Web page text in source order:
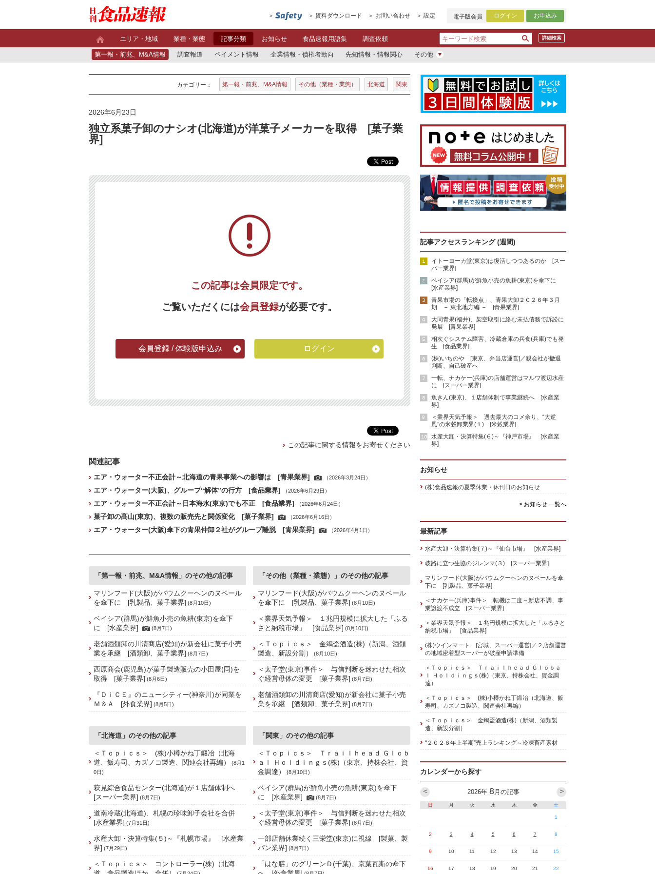
資料ダウンロード お問い合わせ 設定 電子版会員 ログイン お申込み
詳細検索
エリア・地域 業種・業態 記事分類 お知らせ 食品速報用語集 調査依頼
第一報・前兆、M&A情報 調査報道 ペイメント情報 企業情報・債権者動向 先知情報・情報関心 その他
カテゴリー： 第一報・前兆、M&A情報 その他（業種・業態） 北海道 関東
2026年6月23日
独立系菓子卸のナシオ(北海道)が洋菓子メーカーを取得 [菓子業
界]
この記事は会員限定です。
ご覧いただくには会員登録が必要です。
会員登録 / 体験版申込み ログイン
この記事に関する情報をお寄せください
関連記事
エア・ウォーター不正会計～北海道の青果事業への影響は [青果業界] （2026年3月24日）
エア・ウォーター(大阪)、グループ“解体”の行方 [食品業界] （2026年6月29日）
エア・ウォーター不正会計～日本海水(東京)でも不正 [食品業界] （2026年6月24日）
菓子卸の髙山(東京)、複数の販売先と関係変化 [菓子業界] （2026年6月16日）
エア・ウォーター(大阪)傘下の青果仲卸２社がグループ離脱 [青果業界] （2026年4月1日）
「第一報・前兆、M&A情報」のその他の記事
マリンフード(大阪)がバウムクーヘンのヌベール
を傘下に [乳製品、菓子業界] (8月10日)
ベイシア(群馬)が鮮魚小売の魚耕(東京)を傘下
に [水産業界]
(8月7日)
老舗酒類卸の川清商店(愛知)が新会社に菓子小売
業を承継 [酒類卸、菓子業界] (8月7日)
西原商会(鹿児島)が菓子製造販売の小田屋(同)を
取得 [菓子業界] (8月6日)
『ＤｉＣＥ』のニューシティー(神奈川)が同業を
Ｍ＆Ａ [外食業界] (8月5日)
「その他（業種・業態）」のその他の記事
マリンフード(大阪)がバウムクーヘンのヌベール
を傘下に [乳製品、菓子業界] (8月10日)
＜業界天気予報＞ １兆円規模に拡大した「ふる
さと納税市場」 [食品業界] (8月10日)
＜Ｔｏｐｉｃｓ＞ 金鵄盃酒造(株)（新潟、酒類
製造、新設分割）
(8月10日)
＜太子堂(東京)事件＞ 与信判断を迷わせた相次
ぐ経営母体の変更 [菓子業界] (8月7日)
老舗酒類卸の川清商店(愛知)が新会社に菓子小売
業を承継 [酒類卸、菓子業界] (8月7日)
「北海道」のその他の記事
＜Ｔｏｐｉｃｓ＞ (株)小樽かね丁鍛冶（北海
道、飯寿司、カズノコ製造、関連会社再編）
(8月1
0日)
萩見綜合食品センター(北海道)が１店舗体制へ
[スーパー業界] (8月7日)
道南冷蔵(北海道)、札幌の珍味卸子会社を合併
[水産業界] (7月31日)
水産大卸・決算特集(５)～『札幌市場』 [水産業
界] (7月29日)
＜Ｔｏｐｉｃｓ＞ コントローラー(株)（北海
「関東」のその他の記事
＜Ｔｏｐｉｃｓ＞ Ｔｒａｉｌｈｅａｄ Ｇｌｏｂ
ａｌ Ｈｏｌｄｉｎｇｓ(株)（東京、持株会社、資
金調達）
(8月10日)
ベイシア(群馬)が鮮魚小売の魚耕(東京)を傘下
に [水産業界]
(8月7日)
＜太子堂(東京)事件＞ 与信判断を迷わせた相次
ぐ経営母体の変更 [菓子業界] (8月7日)
一部店舗休業続く三栄堂(東京)に視線 [製菓、製
パン業界] (8月7日)
「はな膳」のグリーンＤ(千葉)、京葉瓦斯の傘下
記事アクセスランキング (週間)
イトーヨーカ堂(東京)は復活しつつあるのか [スー
パー業界]
ベイシア(群馬)が鮮魚小売の魚耕(東京)を傘下に
[水産業界]
青果市場の「転換点」、青果大卸２０２６年３月
期 － 東北地方編 － [青果業界]
大同青果(福井)、架空取引に絡む未払債務で訴訟に
発展 [青果業界]
相次ぐシステム障害、冷蔵倉庫の兵食(兵庫)でも発
生 [食品業界]
(株)いちのや [東京、弁当店運営]／親会社が撤退
判断、自己破産へ
一転、ナカケー(兵庫)の店舗運営はマルワ渡辺水産
に [スーパー業界]
魚きん(東京)、１店舗体制で事業継続へ [水産業
界]
＜業界天気予報＞ 過去最大のコメ余り、“大逆
風”の米穀卸業界(１) [米穀業界]
水産大卸・決算特集(６)～『神戸市場』 [水産業
界]
お知らせ
(株)食品速報の夏季休業・休刊日のお知らせ
> お知らせ 一覧へ
最新記事
水産大卸・決算特集(７)～『仙台市場』 [水産業界]
岐路に立つ生協のジレンマ(３) [スーパー業界]
マリンフード(大阪)がバウムクーヘンのヌベールを傘
下に [乳製品、菓子業界]
＜ナカケー(兵庫)事件＞ 転機は二度～新店不調、事
業譲渡不成立 [スーパー業界]
＜業界天気予報＞ １兆円規模に拡大した「ふるさと
納税市場」 [食品業界]
(株)ウインマート [宮城、スーパー運営]／２店舗運営
の地域密着型スーパーが破産申請準備
＜Ｔｏｐｉｃｓ＞ Ｔｒａｉｌｈｅａｄ Ｇｌｏｂａ
ｌ Ｈｏｌｄｉｎｇｓ(株)（東京、持株会社、資金調
達）
＜Ｔｏｐｉｃｓ＞ (株)小樽かね丁鍛冶（北海道、飯
寿司、カズノコ製造、関連会社再編）
＜Ｔｏｐｉｃｓ＞ 金鵄盃酒造(株)（新潟、酒類製
造、新設分割）
“２０２６年上半期”売上ランキング～冷凍畜産素材
カレンダーから探す
2026年 8月の記事 >
<
日 月 火 水 木 金 土
1
2 3 4 5 6 7 8
9 10 11 12 13 14 15
16 17 18 19 20 21 22